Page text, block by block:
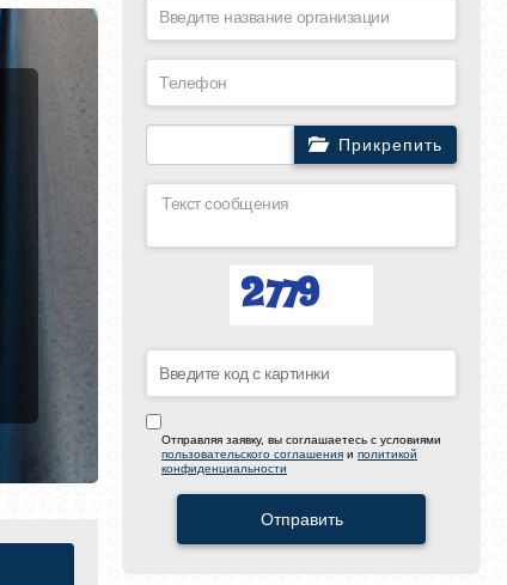
Прикрепить
Отправляя заявку, вы соглашаетесь с условиями
пользовательского соглашения и политикой
конфиденциальности
Отправить